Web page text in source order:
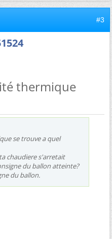
#3
thermique
se trouve a quel
chaudiere s'arretait
du ballon atteinte?
du ballon.